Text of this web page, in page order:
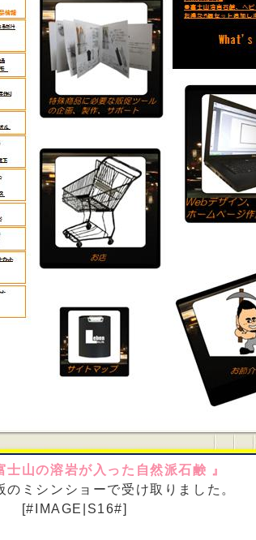
士山の溶岩が入った自然派石鹸 』
のミシンショーで受け取りました。
[#IMAGE|S16#]